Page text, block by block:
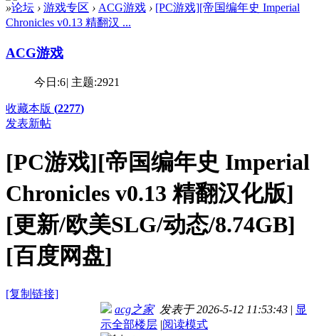
»论坛 › 游戏专区 › ACG游戏 › [PC游戏][帝国编年史 Imperial
Chronicles v0.13 精翻汉 ...
ACG游戏
今日:6| 主题:2921
收藏本版 (2277)
发表新帖
[PC游戏][帝国编年史 Imperial
Chronicles v0.13 精翻汉化版]
[更新/欧美SLG/动态/8.74GB]
[百度网盘]
[复制链接]
acg之家发表于 2026-5-12 11:53:43 | 显
示全部楼层 |阅读模式